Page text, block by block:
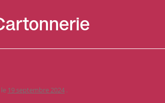
19 septembre 2024 .